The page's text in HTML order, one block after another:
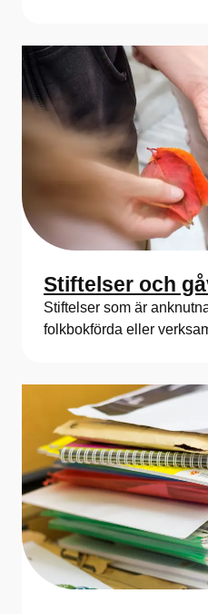
Stiftelser och
Stiftelser som är
folkbokförda eller